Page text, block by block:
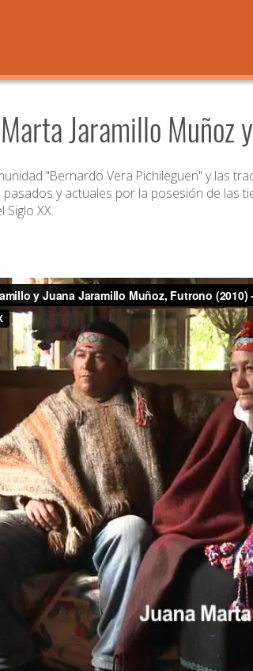
Jaramillo Muñoz
"Bernardo Vera Pichileguen" y las
y actuales por la posesión de las
XX.